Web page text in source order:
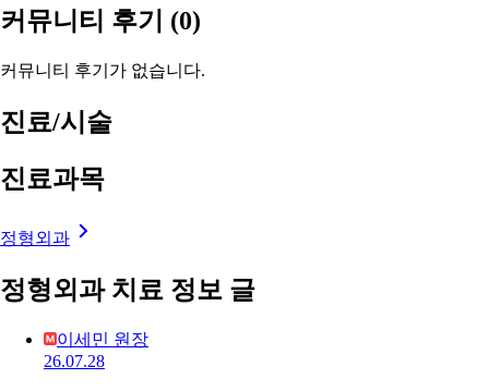
커뮤니티 후기 (0)
커뮤니티 후기가 없습니다.
진료/시술
진료과목
정형외과
정형외과 치료 정보 글
이세민 원장
26.07.28